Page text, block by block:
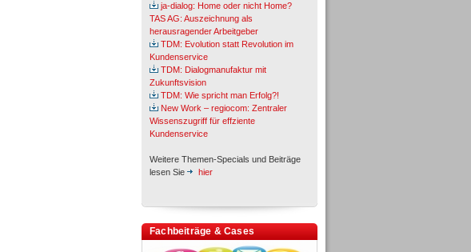
ja-dialog: Home oder nicht Home?
TAS AG: Auszeichnung als
herausragender Arbeitgeber
TDM: Evolution statt Revolution im
Kundenservice
TDM: Dialogmanufaktur mit
Zukunftsvision
TDM: Wie spricht man Erfolg?!
New Work – regiocom: Zentraler
Wissenszugriff für effziente
Kundenservice
Weitere Themen-Specials und Beiträge
lesen Sie
hier
Fachbeiträge & Cases